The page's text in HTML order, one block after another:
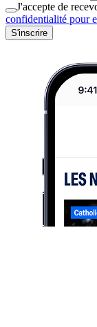
J'accepte de
confidentialité pour
S'inscrire